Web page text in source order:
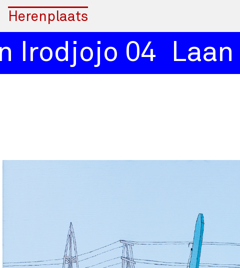
Herenplaats
04 Laan